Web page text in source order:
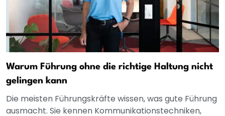
Warum Führung ohne die richtige Haltung nicht
gelingen kann
Die meisten Führungskräfte wissen, was gute Führung
ausmacht. Sie kennen Kommunikationstechniken,